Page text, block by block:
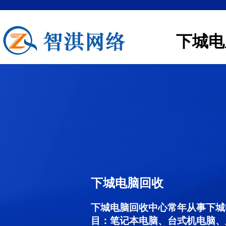
下城
下城电脑回收
下城电脑回收中心常年从事下
目：笔记本电脑、台式机电脑